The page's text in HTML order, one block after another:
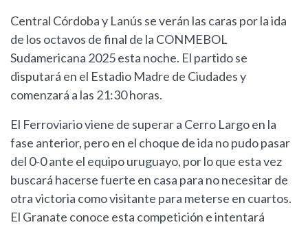
Central Córdoba y Lanús se verán las caras por la ida
de los octavos de final de la CONMEBOL
Sudamericana 2025 esta noche. El partido se
disputará en el Estadio Madre de Ciudades y
comenzará a las 21:30 horas.
El Ferroviario viene de superar a Cerro Largo en la
fase anterior, pero en el choque de ida no pudo pasar
del 0-0 ante el equipo uruguayo, por lo que esta vez
buscará hacerse fuerte en casa para no necesitar de
otra victoria como visitante para meterse en cuartos.
El Granate conoce esta competición e intentará